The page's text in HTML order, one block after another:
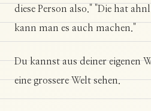
diese Person also." "Die hat
kann man es auch machen."
Du kannst aus deiner eigenen
eine grossere Welt sehen.